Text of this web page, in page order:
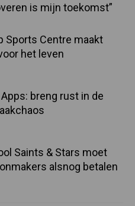
is mijn toekomst”
Sports Centre maakt
het leven
breng rust in de
Saints & Stars moet
alsnog betalen